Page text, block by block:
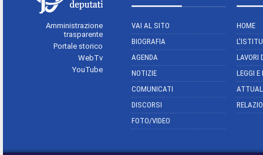
Amministrazione
trasparente
Portale storico
WebTv
YouTube
VAI AL SITO
BIOGRAFIA
AGENDA
NOTIZIE
COMUNICATI
DISCORSI
FOTO/VIDEO
HOME
LAVORI
LEGGI